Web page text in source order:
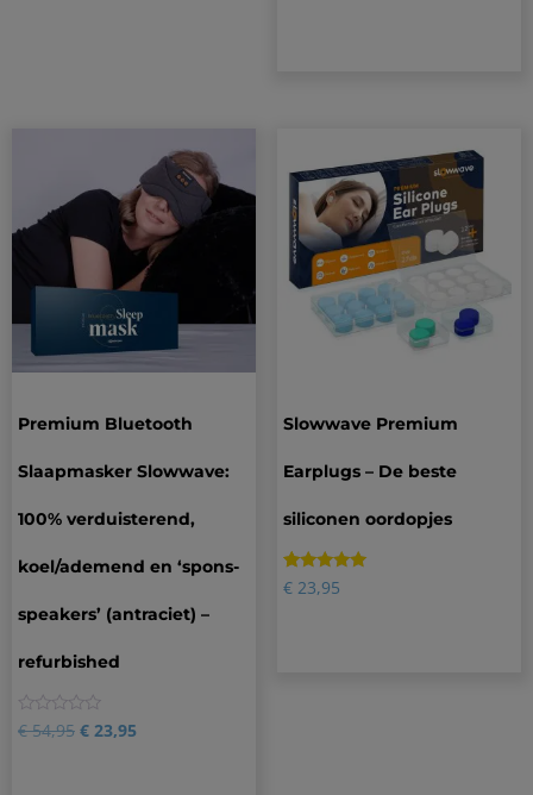
Premium Bluetooth
Slaapmasker Slowwave:
100% verduisterend,
koel/ademend en ‘spons-
speakers’ (antraciet) –
refurbished
0
€54,95 € 23,95
Slowwave Premium
Earplugs – De beste
siliconen oordopjes
Gewaardeerd
4.83
47
€23,95